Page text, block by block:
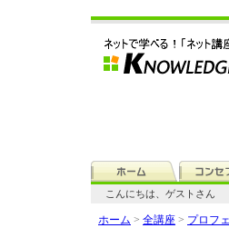
こんにちは、ゲストさん
ホーム > 全講座 > プロフ